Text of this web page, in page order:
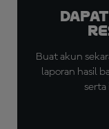
Buat akun
laporan hasil
serta